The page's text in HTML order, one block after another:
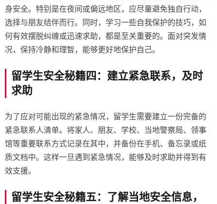
身安全。特别是在夜间或偏远地区，应尽量避免独自行动，
选择与朋友结伴而行。同时，学习一些自我保护的技巧，如
何有效摆脱纠缠或迅速求助，都是至关重要的。面对突发情
况，保持冷静和理智，能够更好地保护自己。
留学生安全秘籍四：建立紧急联系，及时
求助
为了应对可能出现的紧急情况，留学生需要建立一份完备的
紧急联系人清单。将家人、朋友、学校、当地警察局、领事
馆等重要联系方式记录在其中，并备份在手机、备忘录或纸
质文档中。这样一旦遇到紧急情况，能够及时求助并得到有
效支援。
留学生安全秘籍五：了解当地安全信息，